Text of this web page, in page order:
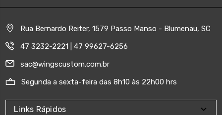
Rua Bernardo Reiter, 1579 Passo Manso - Blumenau, SC
47 3232-2221 | 47 99627-6256
sac@wingscustom.com.br
Segunda a sexta-feira das 8h10 às 22h00 hrs
Links Rápidos